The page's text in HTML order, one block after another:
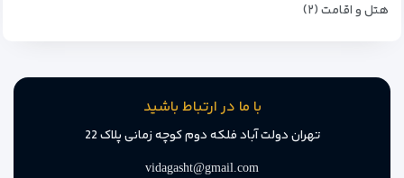
هتل و اقامت (۲)
با ما در ارتباط باشید
تهران دولت آباد فلکه دوم کوچه زمانی پلاک 22
vidagasht@gmail.com